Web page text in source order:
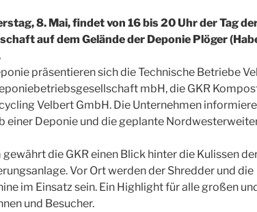
8. Mai, findet von 16 bis 20 Uhr der Tag
auf dem Gelände der Deponie Plöger
präsentieren sich die Technische Betriebe
mbH, die GKR
Velbert GmbH. Die Unternehmen
einer Deponie und die geplante
die GKR einen Blick hinter die Kulissen
Vor Ort werden der Shredder und die
im Einsatz sein. Ein Highlight für alle großen
und Besucher.